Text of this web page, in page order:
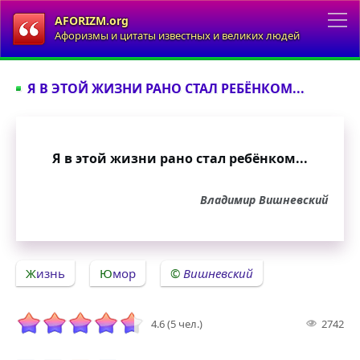
AFORIZM.org
Афоризмы и цитаты известных и великих людей
Я В ЭТОЙ ЖИЗНИ РАНО СТАЛ РЕБЁНКОМ...
Я в этой жизни рано стал ребёнком...
Владимир Вишневский
Жизнь Юмор Вишневский
4.6 (5 чел.) 2742